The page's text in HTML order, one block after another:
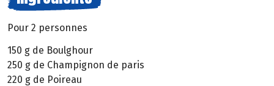
Pour 2 personnes
150 g de Boulghour
250 g de Champignon de paris
220 g de Poireau